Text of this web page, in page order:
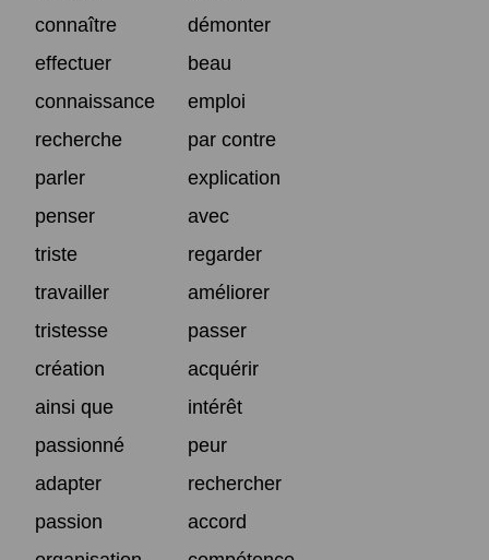
connaître
démonter
effectuer
beau
connaissance
emploi
recherche
par contre
parler
explication
penser
avec
triste
regarder
travailler
améliorer
tristesse
passer
création
acquérir
ainsi que
intérêt
passionné
peur
adapter
rechercher
passion
accord